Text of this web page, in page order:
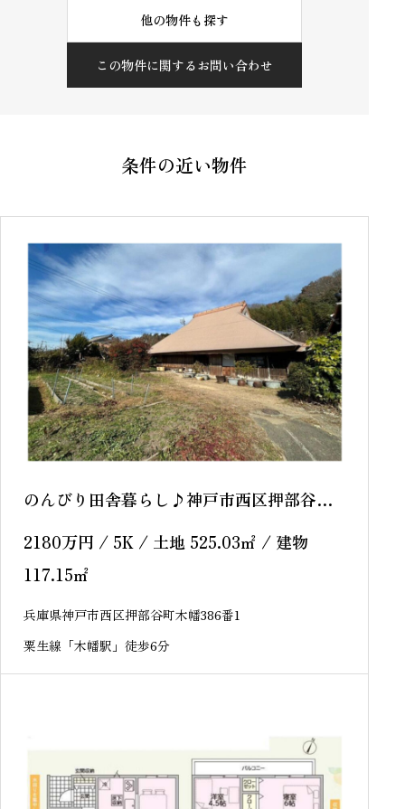
他の物件も探す
この物件に関するお問い合わせ
条件の近い物件
のんびり田舎暮らし♪神戸市西区押部谷町
木幡 中古戸建
2180万円 / 5K / 土地 525.03㎡ / 建物
117.15㎡
兵庫県神戸市西区押部谷町木幡386番1
粟生線「木幡駅」徒歩6分